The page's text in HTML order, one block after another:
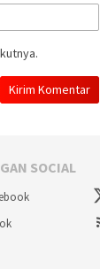
SOCIAL